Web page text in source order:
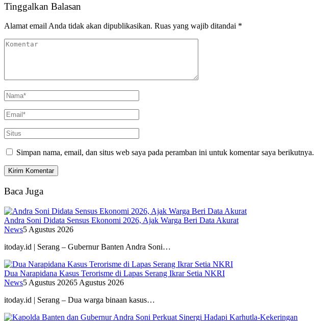
Tinggalkan Balasan
Alamat email Anda tidak akan dipublikasikan. Ruas yang wajib ditandai *
Simpan nama, email, dan situs web saya pada peramban ini untuk komentar saya berikutnya.
Baca Juga
Andra Soni Didata Sensus Ekonomi 2026, Ajak Warga Beri Data Akurat
News5 Agustus 2026
itoday.id | Serang – Gubernur Banten Andra Soni…
Dua Narapidana Kasus Terorisme di Lapas Serang Ikrar Setia NKRI
News5 Agustus 20265 Agustus 2026
itoday.id | Serang – Dua warga binaan kasus…